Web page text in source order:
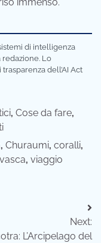
immenso.
di intelligenza
Lo
dell’AI Act
, Cose da fare,
, Churaumi, coralli,
vasca, viaggio
Next:
L’Arcipelago del